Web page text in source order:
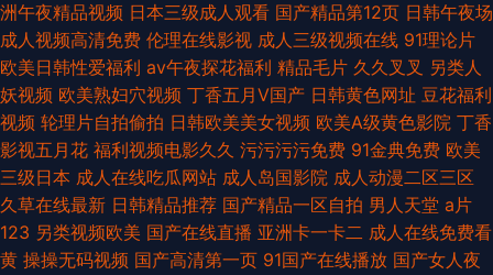
洲午夜精品视频 日本三级成人观看 国产精品第12页 日韩午夜场
成人视频高清免费 伦理在线影视 成人三级视频在线 91理论片
欧美日韩性爱福利 av午夜探花福利 精品毛片 久久叉叉 另类人
妖视频 欧美熟妇穴视频 丁香五月V国产 日韩黄色网址 豆花福利
视频 轮理片自拍偷拍 日韩欧美美女视频 欧美A级黄色影院 丁香
影视五月花 福利视频电影久久 污污污污免费 91金典免费 欧美
三级日本 成人在线吃瓜网站 成人岛国影院 成人动漫二区三区
久草在线最新 日韩精品推荐 国产精品一区自拍 男人天堂 a片
123 另类视频欧美 国产在线直播 亚洲卡一卡二 成人在线免费看
黄 操操无码视频 国产高清第一页 91国产在线播放 国产女人夜